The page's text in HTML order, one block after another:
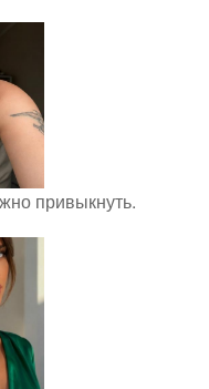
привыкнуть.